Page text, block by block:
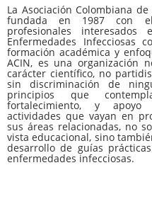
La Asociación Colombiana
fundada en 1987 con
profesionales
Enfermedades Infecciosas
formación académica y
ACIN, es una organización
carácter científico, no
sin discriminación de
principios que
fortalecimiento, y
actividades que vayan en
sus áreas relacionadas, no
vista educacional, sino
desarrollo de guías
enfermedades infecciosas.